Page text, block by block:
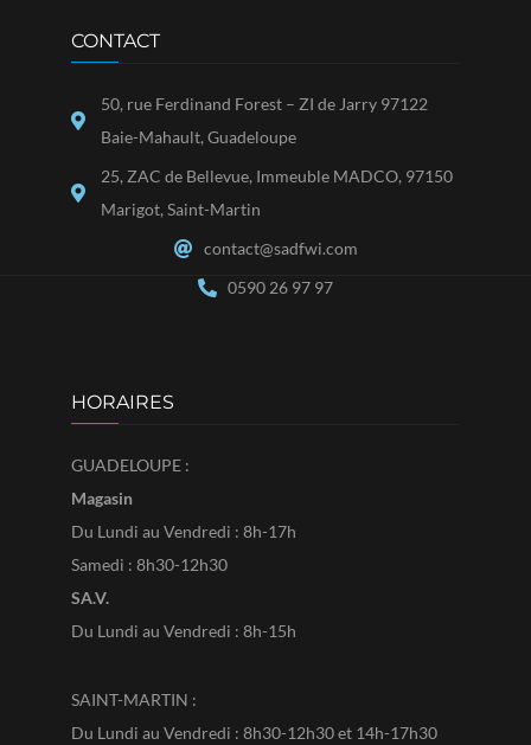
CONTACT
50, rue Ferdinand Forest – ZI de Jarry 97122
Baie-Mahault, Guadeloupe
25, ZAC de Bellevue, Immeuble MADCO, 97150
Marigot, Saint-Martin
contact@sadfwi.com
0590 26 97 97
HORAIRES
GUADELOUPE :
Magasin
Du Lundi au Vendredi : 8h-17h
Samedi : 8h30-12h30
SA.V.
Du Lundi au Vendredi : 8h-15h
SAINT-MARTIN :
Du Lundi au Vendredi : 8h30-12h30 et 14h-17h30